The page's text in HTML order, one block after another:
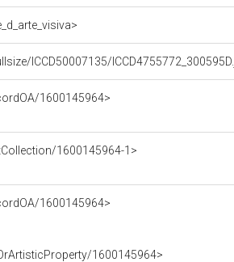
ICCD50007135/
1600145964>
1600145964-1>
1600145964>
1600145964>